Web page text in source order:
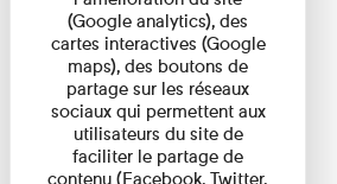
(Google analytics), des
cartes interactives (Google
maps), des boutons de
partage sur les réseaux
sociaux qui permettent aux
utilisateurs du site de
faciliter le partage de
contenu (Facebook, Twitter,